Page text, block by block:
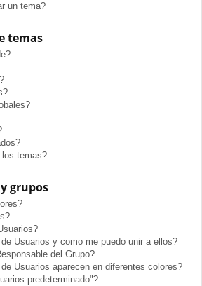
un tema?
temas
temas?
grupos
Usuarios y como me puedo unir a ellos?
del Grupo?
Usuarios aparecen en diferentes colores?
predeterminado"?